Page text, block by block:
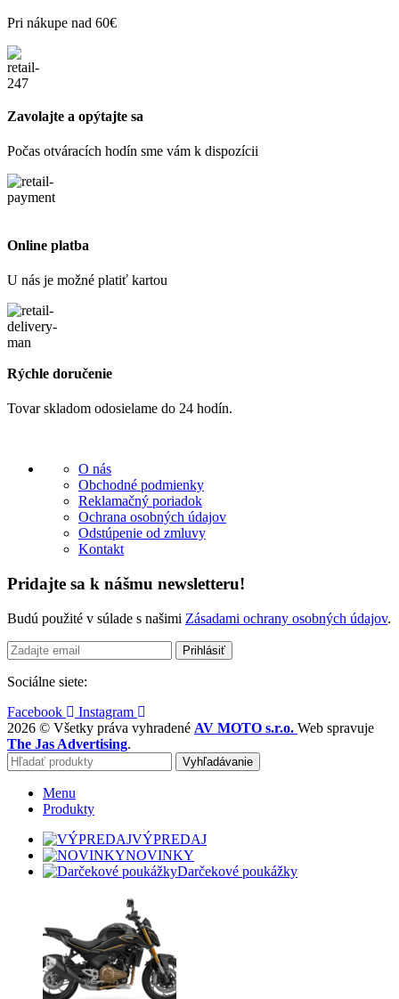
Pri nákupe nad 60€
Zavolajte a opýtajte sa
Počas otváracích hodín sme vám k dispozícii
Online platba
U nás je možné platiť kartou
Rýchle doručenie
Tovar skladom odosielame do 24 hodín.
O nás
Obchodné podmienky
Reklamačný poriadok
Ochrana osobných údajov
Odstúpenie od zmluvy
Kontakt
Pridajte sa k nášmu newsletteru!
Budú použité v súlade s našimi Zásadami ochrany osobných údajov.
Sociálne siete:
Facebook
Instagram
2026 © Všetky práva vyhradené AV MOTO s.r.o. Web spravuje
The Jas Advertising.
Vyhľadávanie
Menu
Produkty
VÝPREDAJ
NOVINKY
Darčekové poukážky